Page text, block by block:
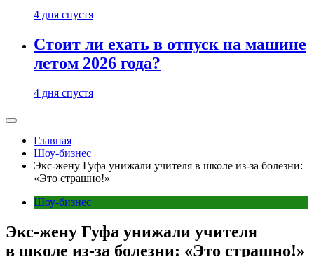
4 дня спустя
Стоит ли ехать в отпуск на машине
летом 2026 года?
4 дня спустя
Главная
Шоу-бизнес
Экс-жену Гуфа унижали учителя в школе из-за болезни:
«Это страшно!»
Шоу-бизнес
Экс-жену Гуфа унижали учителя
в школе из-за болезни: «Это страшно!»